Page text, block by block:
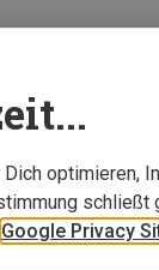
optimieren,
schließt
Google Privacy